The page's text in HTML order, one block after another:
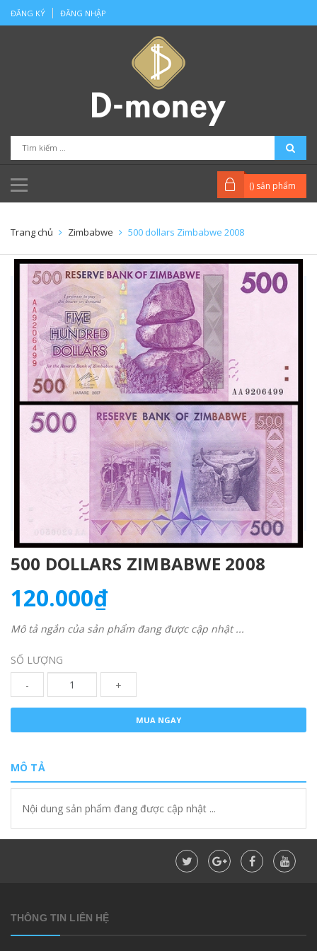
ĐĂNG KÝ ĐĂNG NHẬP
() sản phẩm
Trang chủ Zimbabwe 500 dollars Zimbabwe 2008
500 DOLLARS ZIMBABWE 2008
120.000₫
Mô tả ngắn của sản phẩm đang được cập nhật ...
SỐ LƯỢNG
-
+
MUA NGAY
MÔ TẢ
Nội dung sản phẩm đang được cập nhật ...
THÔNG TIN LIÊN HỆ